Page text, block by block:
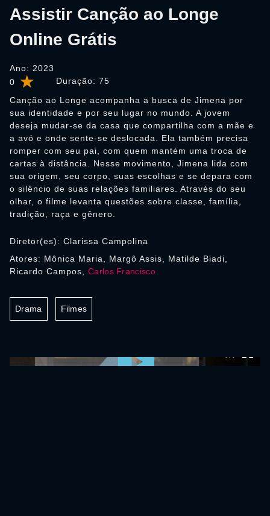
0 Duração: 75
Assistir Canção ao Longe
Online Grátis
Ano: 2023
Canção ao Longe acompanha a busca de Jimena por
sua identidade e por seu lugar no mundo. A jovem
deseja mudar-se da casa que compartilha com a mãe e
a avó e onde sente-se deslocada. Ela também precisa
romper com seu pai, com quem mantém uma troca de
cartas à distância. Nesse movimento, Jimena lida com
sua origem, seu corpo, suas escolhas e se depara com
o silêncio de suas relações familiares. Através do seu
olhar, o filme levanta questões sobre classe, família,
tradição, raça e gênero.
Diretor(es): Clarissa Campolina
Atores: Mônica Maria, Margô Assis, Matilde Biadi,
Ricardo Campos, Carlos Francisco
Drama Filmes